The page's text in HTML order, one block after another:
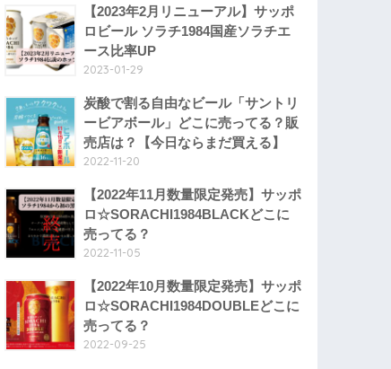
【2023年2月リニューアル】サッポ
ロビール ソラチ1984国産ソラチエ
ース比率UP
2023-01-29
炭酸で割る自由なビール「サントリ
ービアボール」どこに売ってる？販
売店は？【今日ならまだ買える】
2022-11-20
【2022年11月数量限定発売】サッポ
ロ☆SORACHI1984BLACKどこに
売ってる？
2022-11-05
【2022年10月数量限定発売】サッポ
ロ☆SORACHI1984DOUBLEどこに
売ってる？
2022-09-25